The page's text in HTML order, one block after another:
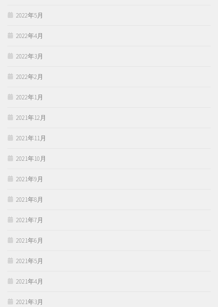
2022年5月
2022年4月
2022年3月
2022年2月
2022年1月
2021年12月
2021年11月
2021年10月
2021年9月
2021年8月
2021年7月
2021年6月
2021年5月
2021年4月
2021年3月